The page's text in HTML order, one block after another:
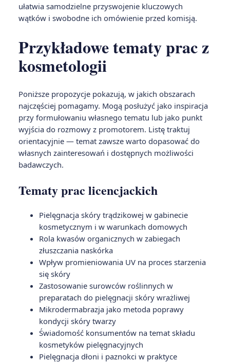
ułatwia samodzielne przyswojenie kluczowych
wątków i swobodne ich omówienie przed komisją.
Przykładowe tematy prac z
kosmetologii
Poniższe propozycje pokazują, w jakich obszarach
najczęściej pomagamy. Mogą posłużyć jako inspiracja
przy formułowaniu własnego tematu lub jako punkt
wyjścia do rozmowy z promotorem. Listę traktuj
orientacyjnie — temat zawsze warto dopasować do
własnych zainteresowań i dostępnych możliwości
badawczych.
Tematy prac licencjackich
Pielęgnacja skóry trądzikowej w gabinecie
kosmetycznym i w warunkach domowych
Rola kwasów organicznych w zabiegach
złuszczania naskórka
Wpływ promieniowania UV na proces starzenia
się skóry
Zastosowanie surowców roślinnych w
preparatach do pielęgnacji skóry wrażliwej
Mikrodermabrazja jako metoda poprawy
kondycji skóry twarzy
Świadomość konsumentów na temat składu
kosmetyków pielęgnacyjnych
Pielęgnacja dłoni i paznokci w praktyce